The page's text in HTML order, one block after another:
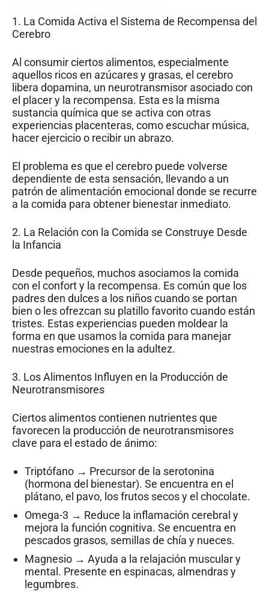
1. La Comida Activa el Sistema de Recompensa del
Cerebro
Al consumir ciertos alimentos, especialmente
aquellos ricos en azúcares y grasas, el cerebro
libera dopamina, un neurotransmisor asociado con
el placer y la recompensa. Esta es la misma
sustancia química que se activa con otras
experiencias placenteras, como escuchar música,
hacer ejercicio o recibir un abrazo.
El problema es que el cerebro puede volverse
dependiente de esta sensación, llevando a un
patrón de alimentación emocional donde se recurre
a la comida para obtener bienestar inmediato.
2. La Relación con la Comida se Construye Desde
la Infancia
Desde pequeños, muchos asociamos la comida
con el confort y la recompensa. Es común que los
padres den dulces a los niños cuando se portan
bien o les ofrezcan su platillo favorito cuando están
tristes. Estas experiencias pueden moldear la
forma en que usamos la comida para manejar
nuestras emociones en la adultez.
3. Los Alimentos Influyen en la Producción de
Neurotransmisores
Ciertos alimentos contienen nutrientes que
favorecen la producción de neurotransmisores
clave para el estado de ánimo:
Triptófano → Precursor de la serotonina
(hormona del bienestar). Se encuentra en el
plátano, el pavo, los frutos secos y el chocolate.
Omega-3 → Reduce la inflamación cerebral y
mejora la función cognitiva. Se encuentra en
pescados grasos, semillas de chía y nueces.
Magnesio → Ayuda a la relajación muscular y
mental. Presente en espinacas, almendras y
legumbres.